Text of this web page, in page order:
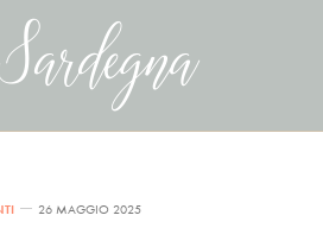
26 MAGGIO 2025